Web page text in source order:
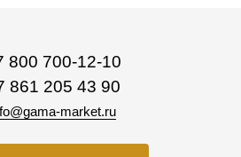
800 700-12-10
861 205 43 90
market.ru